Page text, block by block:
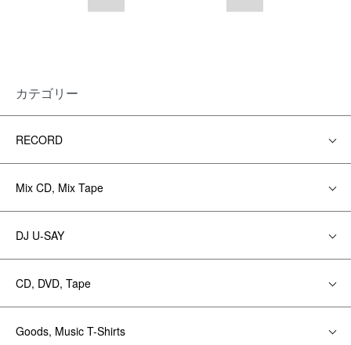
カテゴリー
RECORD
Mix CD, Mix Tape
DJ U-SAY
CD, DVD, Tape
Goods, Music T-Shirts